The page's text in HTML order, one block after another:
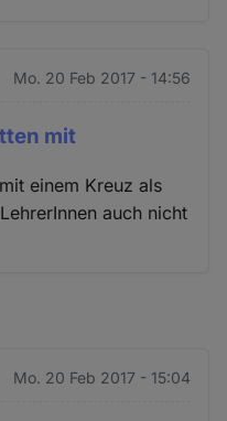
Mo. 20 Feb 2017 - 14:56
mit
einem Kreuz als
auch nicht
Mo. 20 Feb 2017 - 15:04